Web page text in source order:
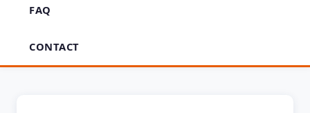
FAQ
CONTACT